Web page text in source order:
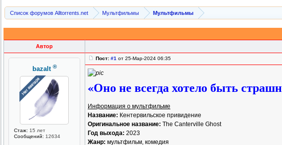
Список форумов Alltorrents.net Мультфильмы Мультфильмы
Автор
bazalt ®
Стаж: 15 лет
Сообщений: 12634
Пост: #1 от 25-Мар-2024 06:35
«Оно не всегда хотело быть
Информация о мультфильме
Название: Кентервильское привидение
Оригинальное название: The Canterville Ghost
Год выхода: 2023
Жанр: мультфильм, комедия